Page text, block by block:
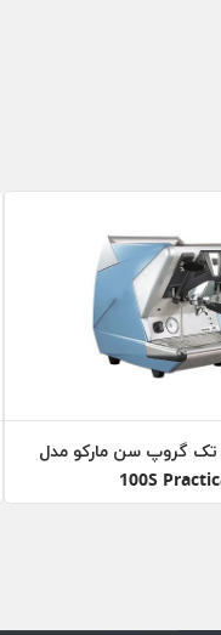
تک گروپ سن مارکو مدل
100S